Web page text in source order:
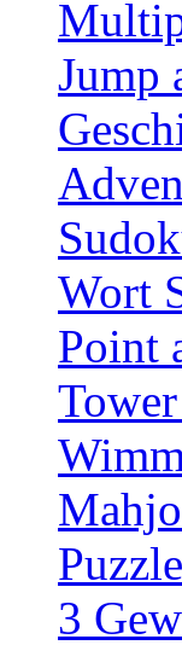
Jump
Wort
Point
Puzzle
3